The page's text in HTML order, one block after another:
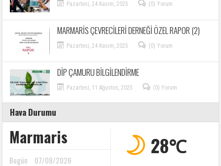
Pazartesi, 24 Kasım, 2025 (0) Yorum
MARMARİS ÇEVRECİLERİ DERNEĞİ ÖZEL RAPOR (2)
Pazartesi, 24 Kasım, 2025 (0) Yorum
DİP ÇAMURU BİLGİLENDİRME
Pazartesi, 11 Ağustos, 2025 (0) Yorum
Hava Durumu
Marmaris
Bugün 07/08/2026
28℃